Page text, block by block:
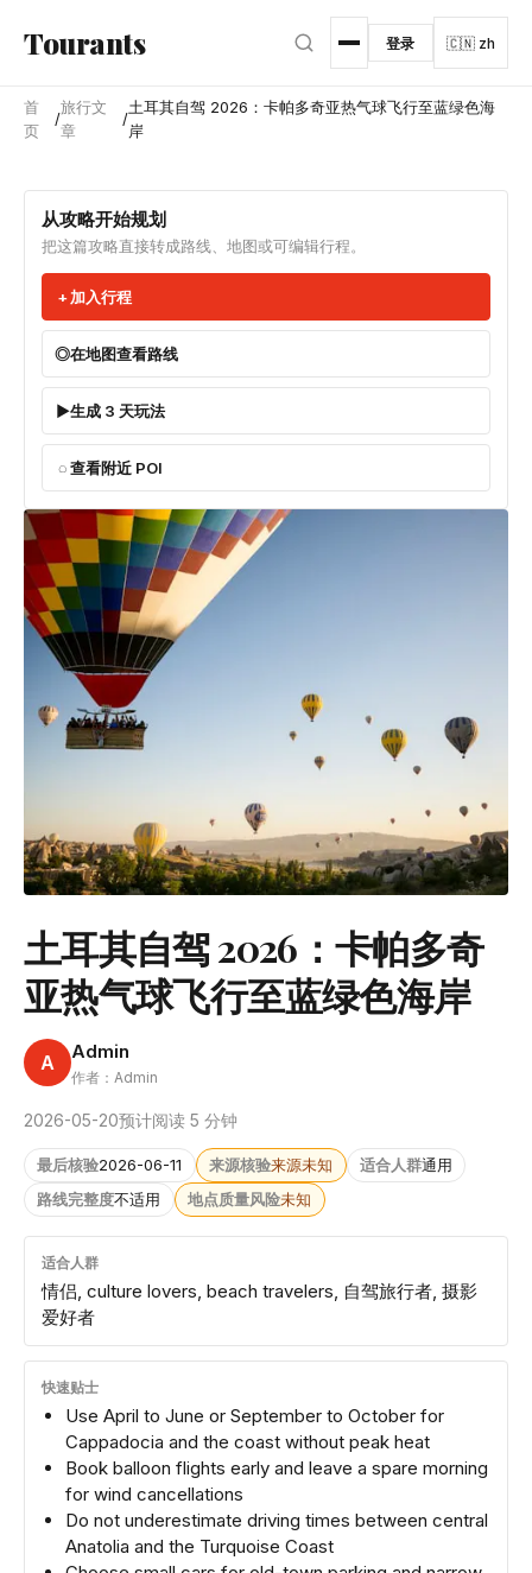
Tourants 登录 🇨🇳 zh
首
页
/
旅行文
章
/
土耳其自驾 2026：卡帕多奇亚热气球飞行至蓝绿色海
岸
从攻略开始规划
把这篇攻略直接转成路线、地图或可编辑行程。
加入行程
在地图查看路线
生成 3 天玩法
查看附近 POI
土耳其自驾 2026：卡帕多奇
亚热气球飞行至蓝绿色海岸
A Admin
作者：Admin
2026-05-20预计阅读 5 分钟
最后核验2026-06-11 来源核验来源未知 适合人群通用
路线完整度不适用 地点质量风险未知
适合人群
情侣, culture lovers, beach travelers, 自驾旅行者, 摄影
爱好者
快速贴士
Use April to June or September to October for
Cappadocia and the coast without peak heat
Book balloon flights early and leave a spare morning
for wind cancellations
Do not underestimate driving times between central
Anatolia and the Turquoise Coast